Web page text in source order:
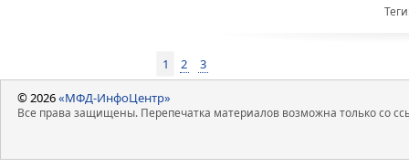
1 2 3
© 2026«МФД-ИнфоЦентр»
Все права защищены. Перепечатка материалов возможна только со